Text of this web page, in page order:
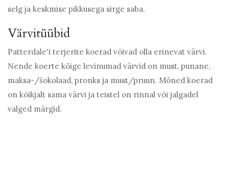
selg ja keskmise pikkusega sirge saba.
Värvitüübid
Patterdale'i terjerite koerad võivad olla erinevat värvi.
Nende koerte kõige levinumad värvid on must, punane,
maksa-/šokolaad, pronks ja must/pruun. Mõned koerad
on kõikjalt sama värvi ja teistel on rinnal või jalgadel
valged märgid.